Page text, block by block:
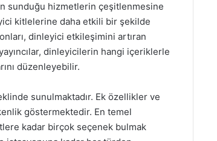
sunduğu hizmetlerin çeşitlenmesine
kitlelerine daha etkili bir şekilde
dinleyici etkileşimini artıran
dinleyicilerin hangi içeriklerle
düzenleyebilir.
sunulmaktadır. Ek özellikler ve
göstermektedir. En temel
kadar birçok seçenek bulmak